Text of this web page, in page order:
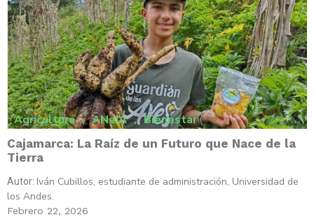
Agricultura , ANeIA , Bienestar
Cajamarca: La Raíz de un Futuro que Nace de la
Tierra
Autor: Iván Cubillos, estudiante de administración, Universidad de
los Andes.
Febrero 22, 2026